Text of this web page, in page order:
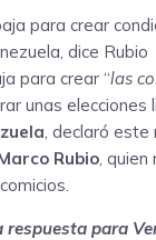
para crear “las
unas elecciones
, declaró este
Rubio, quien
respuesta para